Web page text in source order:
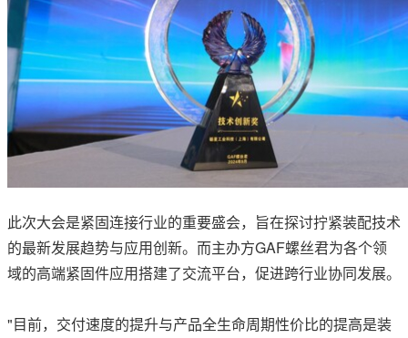
此次大会是紧固连接行业的重要盛会，旨在探讨拧紧装配技术
的最新发展趋势与应用创新。而主办方GAF螺丝君为各个领
域的高端紧固件应用搭建了交流平台，促进跨行业协同发展。
"目前，交付速度的提升与产品全生命周期性价比的提高是装